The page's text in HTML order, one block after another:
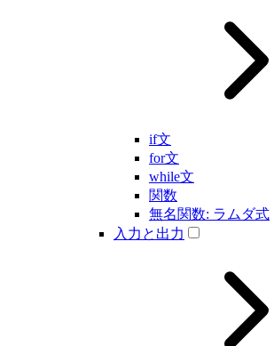
if文
for文
while文
関数
無名関数: ラムダ式
入力と出力